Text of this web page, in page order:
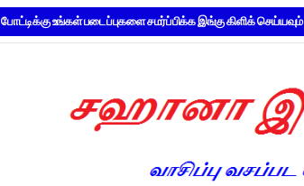
போட்டிக்கு உங்கள் படைப்புகளை சமர்ப்பிக்க இங்கு கிளிக் செய்யவும்